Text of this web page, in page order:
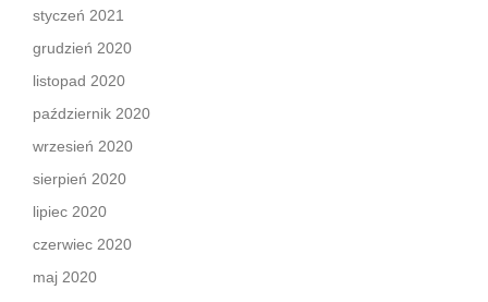
styczeń 2021
grudzień 2020
listopad 2020
październik 2020
wrzesień 2020
sierpień 2020
lipiec 2020
czerwiec 2020
maj 2020